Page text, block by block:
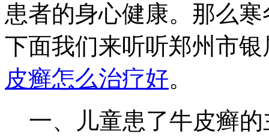
患者的身心健康。那么
下面我们来听听郑州市
皮癣怎么治疗好。
一、儿童患了牛皮癣的